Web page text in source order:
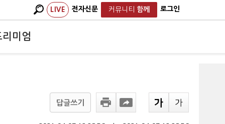
LIVE 전자신문 커뮤니티 함께 로그인
리미엄
답글쓰기